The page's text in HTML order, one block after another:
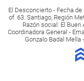
El Desconcierto - Fecha
of. 63. Santiago, Región
Razón social: El
Coordinadora General -
Gonzalo Badal Mella